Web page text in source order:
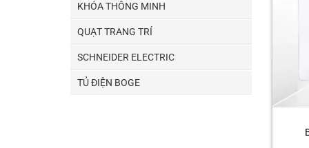
KHÓA THÔNG MINH
QUẠT TRANG TRÍ
SCHNEIDER ELECTRIC
TỦ ĐIỆN BOGE